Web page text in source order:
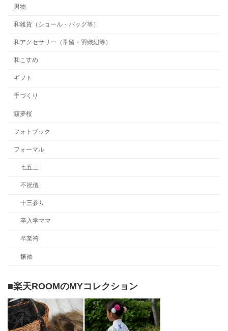
男物
和雑貨（ショール・バッグ等）
和アクセサリー（帯留・羽織紐等）
和こすめ
ギフト
手づくり
霧夢桜
フォトブック
フォーマル
七五三
不祝儀
十三参り
卒入学ママ
卒業袴
振袖
■楽天ROOMのMYコレクション